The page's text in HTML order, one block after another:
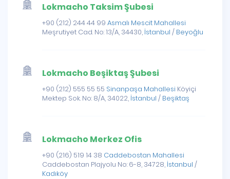
Lokmacho Taksim Şubesi
+90 (212) 244 44 99 Asmalı Mescit Mahallesi
Meşrutiyet Cad. No: 13/A, 34430, İstanbul / Beyoğlu
Lokmacho Beşiktaş Şubesi
+90 (212) 555 55 55 Sinanpaşa Mahallesi Köyiçi
Mektep Sok. No: 8/A, 34022, İstanbul / Beşiktaş
Lokmacho Merkez Ofis
+90 (216) 519 14 38 Caddebostan Mahallesi
Caddebostan Plajyolu No: 6-8, 34728, İstanbul /
Kadıköy